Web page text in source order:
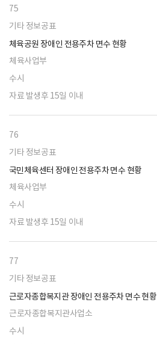
75
기타 정보공표
체육공원 장애인 전용주차 면수 현황
체육사업부
수시
자료 발생후 15일 이내
76
기타 정보공표
국민체육센터 장애인 전용주차 면수 현황
체육사업부
수시
자료 발생후 15일 이내
77
기타 정보공표
근로자종합복지관 장애인 전용주차 면수 현황
근로자종합복지관사업소
수시